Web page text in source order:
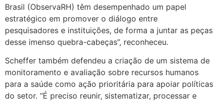
Brasil (ObservaRH) têm desempenhado um papel
estratégico em promover o diálogo entre
pesquisadores e instituições, de forma a juntar as peças
desse imenso quebra-cabeças”, reconheceu.
Scheffer também defendeu a criação de um sistema de
monitoramento e avaliação sobre recursos humanos
para a saúde como ação prioritária para apoiar políticas
do setor. “É preciso reunir, sistematizar, processar e